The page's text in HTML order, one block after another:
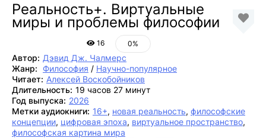
Реальность+. Виртуальные
миры и проблемы философии
16 0%
Автор: Дэвид Дж. Чалмерс
Жанр:
Философия / Научно-популярное
Читает: Алексей Воскобойников
Длительность: 19 часов 27 минут
Год выпуска: 2026
Метки аудиокниги: 16+, новая реальность, философские
концепции, цифровая эпоха, виртуальное пространство,
философская картина мира